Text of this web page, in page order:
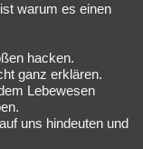
warum es einen
hacken.
ganz erklären.
Lebewesen
uns hindeuten und